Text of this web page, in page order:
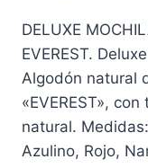
DELUXE
EVEREST.
Algodón natural
«EVEREST»,
natural.
Azulino, Rojo,